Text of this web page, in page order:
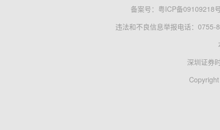
备案号： 粤ICP备09109218
违法和不良信息举报电话：0755-
深圳证券